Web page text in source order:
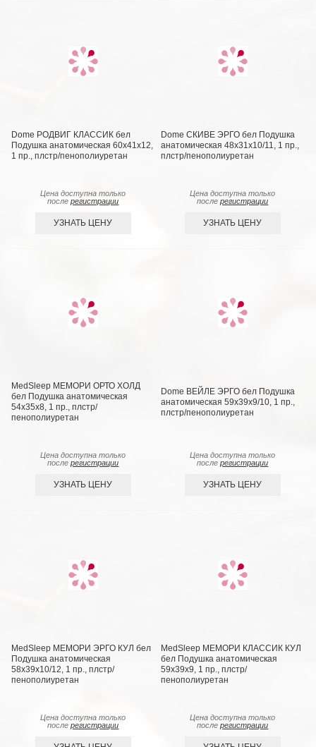
Dome РОДВИГ КЛАССИК бел
Подушка анатомическая 60х41х12,
1 пр., плстр/пенополиуретан
Цена доступна только
послерегистрации
УЗНАТЬ ЦЕНУ
Dome СКИВЕ ЭРГО бел Подушка
анатомическая 48х31х10/11, 1 пр.,
плстр/пенополиуретан
Цена доступна только
послерегистрации
УЗНАТЬ ЦЕНУ
MedSleep МЕМОРИ ОРТО ХОЛД
бел Подушка анатомическая
54х35х8, 1 пр., плстр/
пенополиуретан
Цена доступна только
послерегистрации
УЗНАТЬ ЦЕНУ
Dome ВЕЙЛЕ ЭРГО бел Подушка
анатомическая 59х39х9/10, 1 пр.,
плстр/пенополиуретан
Цена доступна только
послерегистрации
УЗНАТЬ ЦЕНУ
MedSleep МЕМОРИ ЭРГО КУЛ бел
Подушка анатомическая
58x39x10/12, 1 пр., плстр/
пенополиуретан
Цена доступна только
послерегистрации
MedSleep МЕМОРИ КЛАССИК КУЛ
бел Подушка анатомическая
59x39x9, 1 пр., плстр/
пенополиуретан
Цена доступна только
послерегистрации